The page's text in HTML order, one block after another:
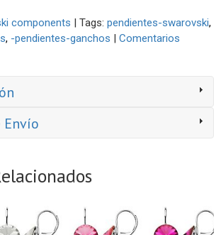
components | Tags: pendientes-swarovski
-pendientes-ganchos | Comentarios
Envío